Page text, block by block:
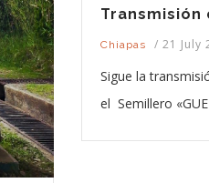
Transmisión
Chiapas / 21 July
Sigue la
el Semillero